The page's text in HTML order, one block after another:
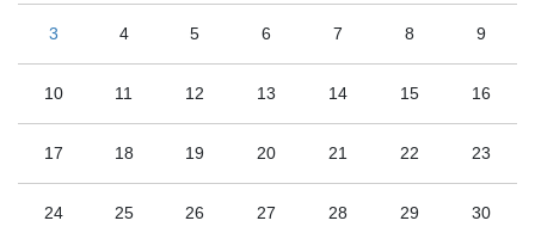
3 4 5 6 7 8 9
10 11 12 13 14 15 16
17 18 19 20 21 22 23
24 25 26 27 28 29 30